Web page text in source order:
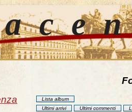
Lista album
Ultimi arrivi
Ultimi commenti